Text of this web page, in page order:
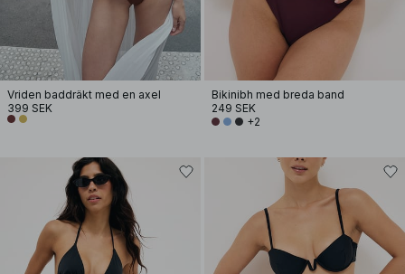
Vriden baddräkt med en axel
399 SEK
Bikinibh med breda band
249 SEK
+2